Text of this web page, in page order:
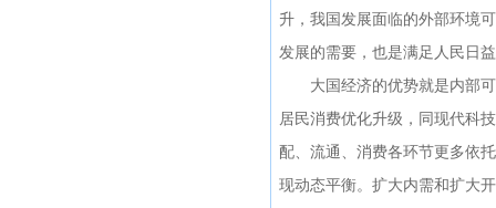
升，我国发展面临的外部环境
发展的需要，也是满足人民日
大国经济的优势就是内部可
居民消费优化升级，同现代科
配、流通、消费各环节更多依
现动态平衡。扩大内需和扩大